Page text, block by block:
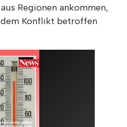
Regionen ankommen,
Konflikt betroffen